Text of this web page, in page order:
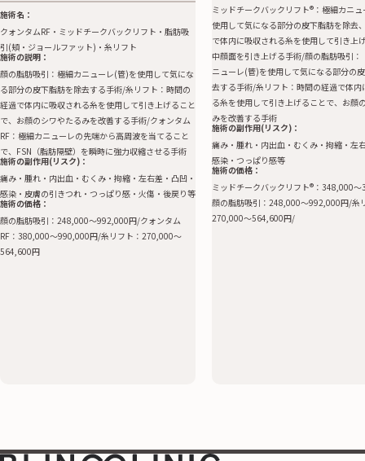
施術名：
クォンタムRF・ミッドチークバックリフト・脂肪吸
引(頬・ジョールファット)・糸リフト
施術の説明：
顔の脂肪吸引：極細カニューレ(管)を使用して気にな
る部分の皮下脂肪を除去する手術/糸リフト：時間の
経過で体内に吸収される糸を使用して引き上げること
で、お顔のシワやたるみを改善する手術/クォンタム
RF：極細カニューレの先端から高周波を当てること
で、FSN（脂肪隔壁）を瞬時に強力収縮させる手術
施術の副作用(リスク)：
痛み・腫れ・内出血・むくみ・拘縮・左右差・凸凹・
感染・皮膚の引きつれ・つっぱり感・火傷・後戻り等
施術の価格：
顔の脂肪吸引：248,000〜992,000円/クォンタム
RF：380,000〜990,000円/糸リフト：270,000〜
564,600円
ミッドチークバックリフト®️：極細カニ
使用して気になる部分の皮下脂肪を除去
で体内に吸収される糸を使用して引き上
中顔面を引き上げる手術/顔の脂肪吸引：
ニューレ(管)を使用して気になる部分の
去する手術/糸リフト：時間の経過で体内
る糸を使用して引き上げることで、お顔
みを改善する手術
施術の副作用(リスク)：
痛み・腫れ・内出血・むくみ・拘縮・左
感染・つっぱり感等
施術の価格：
ミッドチークバックリフト®️：348,000
顔の脂肪吸引：248,000〜992,000円/糸
270,000〜564,600円/